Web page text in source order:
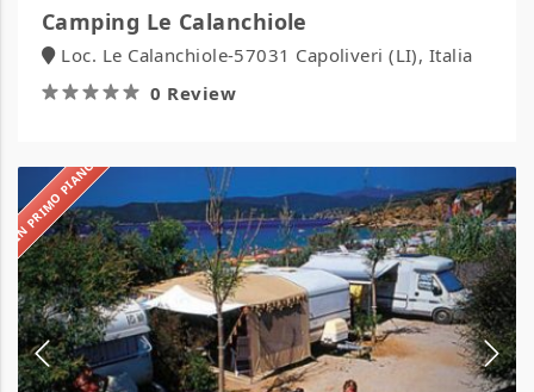
Camping Le Calanchiole
Loc. Le Calanchiole-57031 Capoliveri (LI), Italia
0 Review
IN PRIMO PIANO
Camping
Lido